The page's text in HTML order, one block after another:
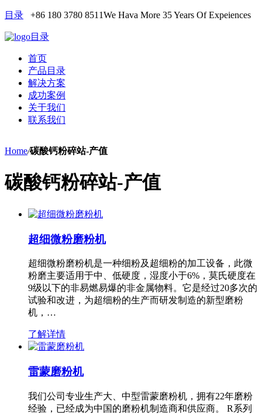
目录 +86 180 3780 8511We Hava More 35 Years Of Expeiences
目录
首页
产品目录
解决方案
成功案例
关于我们
联系我们
Home/碳酸钙粉碎站-产值
碳酸钙粉碎站-产值
超细微粉磨粉机
超细微粉磨粉机是一种细粉及超细粉的加工设备，此微
粉磨主要适用于中、低硬度，湿度小于6%，莫氏硬度在
9级以下的非易燃易爆的非金属物料。它是经过20多次的
试验和改进，为超细粉的生产而研发制造的新型磨粉
机，…
了解详情
雷蒙磨粉机
我们公司专业生产大、中型雷蒙磨粉机，拥有22年磨粉
经验，已经成为中国的磨粉机制造商和供应商。 R系列